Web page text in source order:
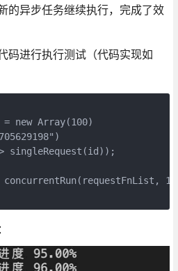
的异步任务继续执行，完成了效
码进行执行测试（代码实现如
new Array(100)
singleRequest(id));